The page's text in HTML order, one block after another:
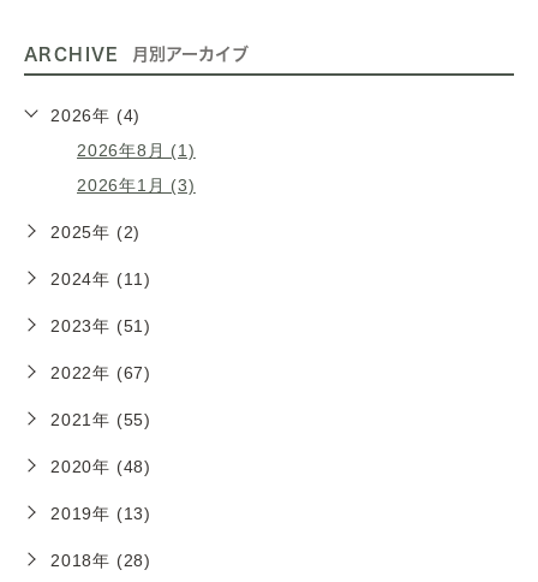
ARCHIVE 月別アーカイブ
2026年 (4)
2026年8月 (1)
2026年1月 (3)
2025年 (2)
2024年 (11)
2023年 (51)
2022年 (67)
2021年 (55)
2020年 (48)
2019年 (13)
2018年 (28)